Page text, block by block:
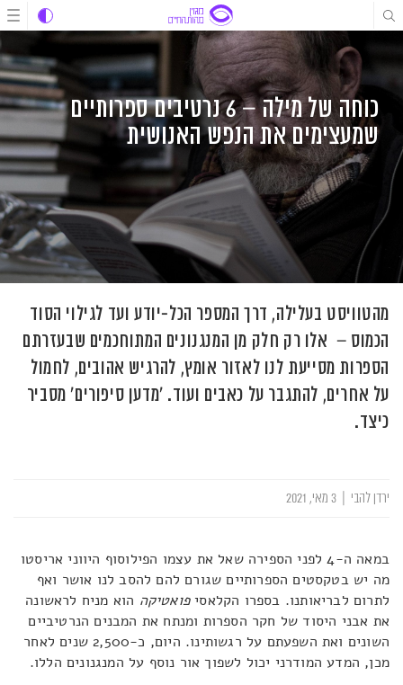
דלג
לתוכן
דלג
דלג
כוחה של מילה – 6 נרטיבים ספרותיים
שמעצימים את הנפש האנושית
מהטוויסט בעלילה, דרך המספר הכל-יודע ועד לגילוי הסוד
הכמוס – אלו רק חלק מן המנגנונים המתוחכמים שבעזרתם
הספרות מסייעת לנו לאזור אומץ, להרגיש אהובים, לחמול
על אחרים, להתגבר על כאבים ועוד. 'מדען סיפורים' מסביר
כיצד.
ירדן להבי
במאה ה-4 לפני הספירה שאל את עצמו הפילוסוף היווני אריסטו
מה יש בטקסטים הספרותיים שגורם להם להסב לנו אושר ואף
לתרום לבריאותנו. בספרו הקלאסיפואטיקה הוא מניח לראשונה
את אבני היסוד של חקר הספרות ומנתח את המבנים הנרטיביים
השונים ואת השפעתם על רגשותינו. היום, כ-2,500 שנים לאחר
מכן, המדע המודרני יכול לשפוך אור נוסף על המנגנונים הללו.